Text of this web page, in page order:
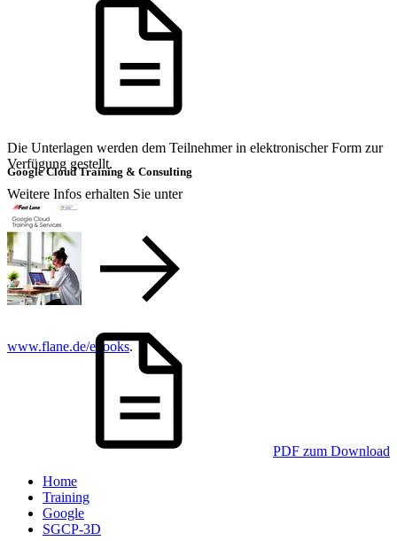
Die Unterlagen werden dem Teilnehmer in elektronischer Form zur
Verfügung gestellt.
Weitere Infos erhalten Sie unter
www.flane.de/ebooks.
Google Cloud Training & Consulting
PDF zum Download
Home
Training
Google
SGCP-3D